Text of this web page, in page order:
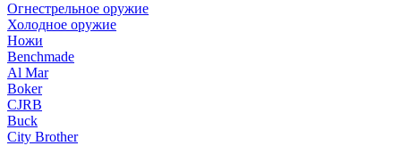
Огнестрельное оружие
Холодное оружие
Ножи
Benchmade
Al Mar
Boker
CJRB
Buck
City Brother